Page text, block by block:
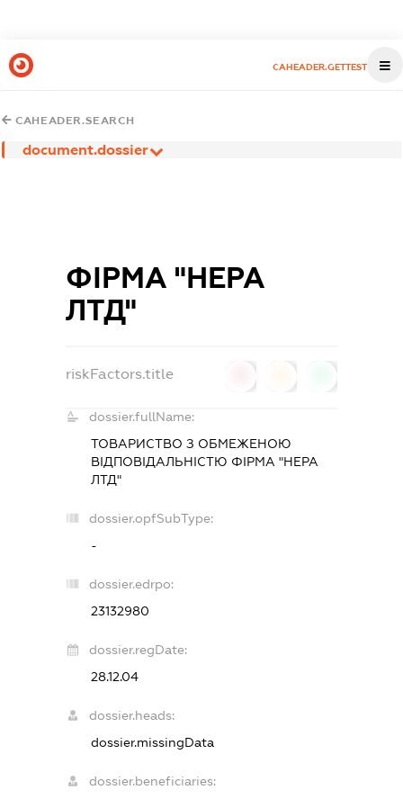
CAHEADER.GETTEST
CAHEADER.SEARCH
document.dossier
ФІРМА "НЕРА
ЛТД"
riskFactors.title
dossier.fullName:
ТОВАРИСТВО З ОБМЕЖЕНОЮ
ВІДПОВІДАЛЬНІСТЮ ФІРМА "НЕРА
ЛТД"
dossier.opfSubType:
-
dossier.edrpo:
23132980
dossier.regDate:
28.12.04
dossier.heads:
dossier.missingData
dossier.beneficiaries: